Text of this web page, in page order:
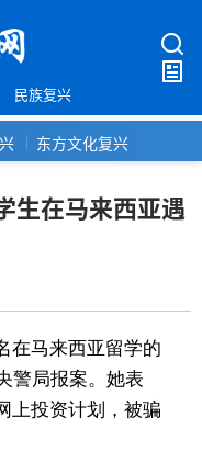
民族复兴
东方文化复兴
生在马来西亚遇
在马来西亚留学的
警局报案。她表
上投资计划，被骗